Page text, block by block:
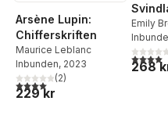
Arsène Lupin:
Chifferskriften
Maurice Leblanc
Inbunden, 2023
4,0utav 5 stjärnor. Totalt antal
(2)
229 kr
Emily
4,0utav
268